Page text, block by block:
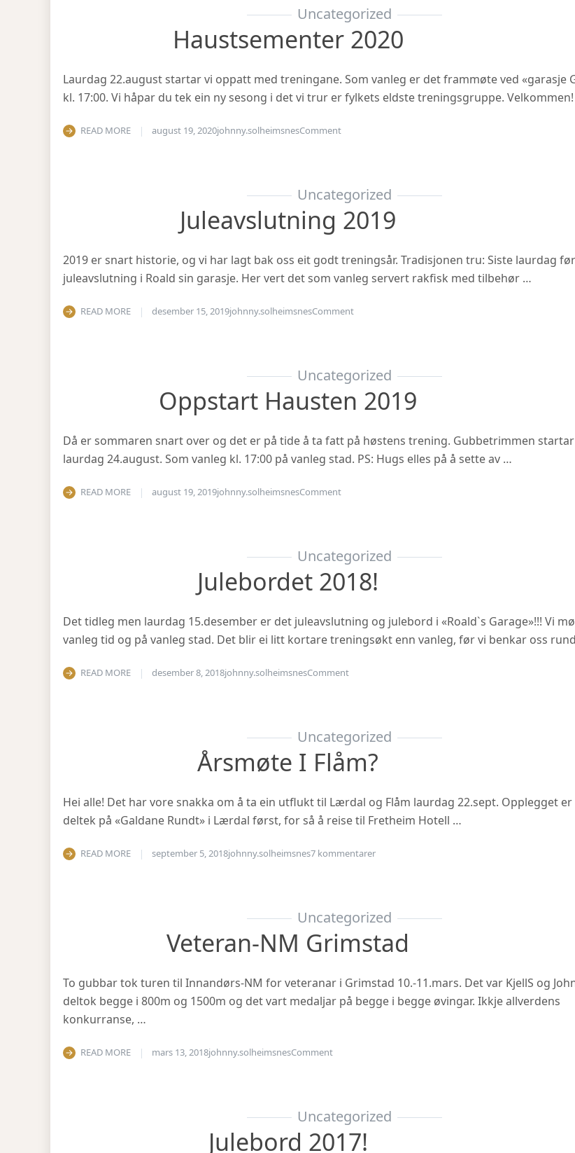
Uncategorized
Haustsementer 2020
Laurdag 22.august startar vi oppatt med treningane. Som vanleg er det frammøte ved «garasje
kl. 17:00. Vi håpar du tek ein ny sesong i det vi trur er fylkets eldste treningsgruppe. Velkommen!
READ MORE august 19, 2020johnny.solheimsnesCommenton Haustsementer 2020
Uncategorized
Juleavslutning 2019
2019 er snart historie, og vi har lagt bak oss eit godt treningsår. Tradisjonen tru: Siste laurdag
juleavslutning i Roald sin garasje. Her vert det som vanleg servert rakfisk med tilbehør …
READ MORE desember 15, 2019johnny.solheimsnesCommenton Juleavslutning 2019
Uncategorized
Oppstart Hausten 2019
Då er sommaren snart over og det er på tide å ta fatt på høstens trening. Gubbetrimmen
laurdag 24.august. Som vanleg kl. 17:00 på vanleg stad. PS: Hugs elles på å sette av …
READ MORE august 19, 2019johnny.solheimsnesCommenton Oppstart hausten 2019
Uncategorized
Julebordet 2018!
Det tidleg men laurdag 15.desember er det juleavslutning og julebord i «Roald`s Garage»!!! Vi
vanleg tid og på vanleg stad. Det blir ei litt kortare treningsøkt enn vanleg, før vi benkar oss
READ MORE desember 8, 2018johnny.solheimsnesCommenton Julebordet 2018!
Uncategorized
Årsmøte I Flåm?
Hei alle! Det har vore snakka om å ta ein utflukt til Lærdal og Flåm laurdag 22.sept. Opplegget er
deltek på «Galdane Rundt» i Lærdal først, for så å reise til Fretheim Hotell …
READ MORE september 5, 2018johnny.solheimsnes7 kommentarertil Årsmøte i Flåm?
Uncategorized
Veteran-NM Grimstad
To gubbar tok turen til Innandørs-NM for veteranar i Grimstad 10.-11.mars. Det var KjellS og
deltok begge i 800m og 1500m og det vart medaljar på begge i begge øvingar. Ikkje allverdens
konkurranse, …
READ MORE mars 13, 2018johnny.solheimsnesCommenton Veteran-NM Grimstad
Uncategorized
Julebord 2017!